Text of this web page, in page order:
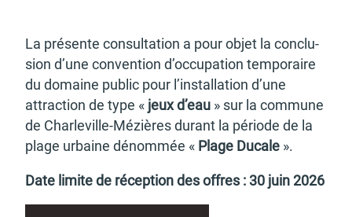
Marchés publics
Signaler un problème sur
l'espace public
La présente consul­ta­tion a pour objet la conclu­
sion d’une conven­tion d’oc­cu­pa­tion tempo­raire
du domaine public pour l’ins­tal­la­tion d’une
attrac­tion de type « jeux d’eau » sur la commune
de Char­le­ville-Mézières durant la période de la
plage urbaine dénom­mée « Plage Ducale ».
Date limite de récep­tion des offres : 30 juin 2026